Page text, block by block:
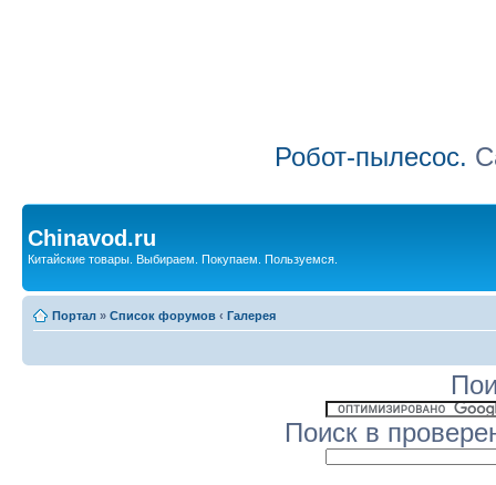
Робот-пылесос.
Chinavod.ru
Китайские товары. Выбираем. Покупаем. Пользуемся.
Портал » Список форумов ‹ Галерея
Поиск в